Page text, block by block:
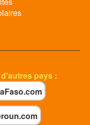
pays :